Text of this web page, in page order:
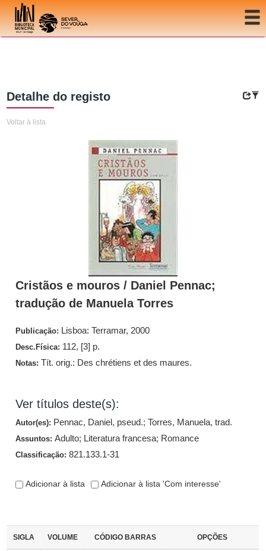
Ir para o conteúdo
Detalhe do registo
Voltar à lista
Cristãos e mouros / Daniel Pennac;
tradução de Manuela Torres
Publicação: Lisboa: Terramar, 2000
Desc.Física: 112, [3] p.
Notas: Tít. orig.: Des chrétiens et des maures.
Ver títulos deste(s):
Autor(es): Pennac, Daniel, pseud.;Torres, Manuela, trad.
Assuntos:Adulto; Literatura francesa; Romance
Classificação:821.133.1-31
Adicionar à lista Adicionar à lista 'Com interesse'
SIGLA VOLUME CÓDIGO BARRAS OPÇÕES